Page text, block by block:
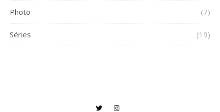
Photo (7)
Séries (19)